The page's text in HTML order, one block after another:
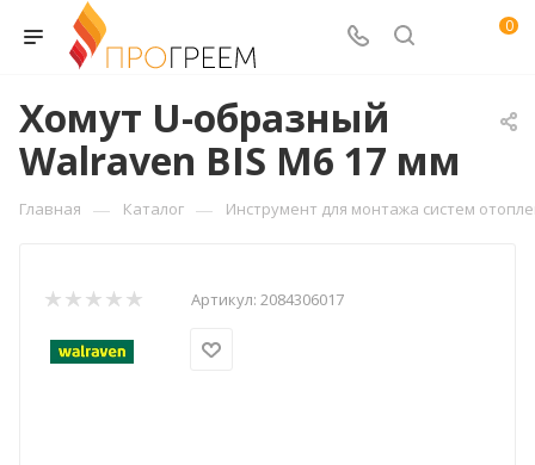
0
Хомут U-образный
Walraven BIS M6 17 мм
Главная — Каталог — Инструмент для монтажа систем
Артикул: 2084306017